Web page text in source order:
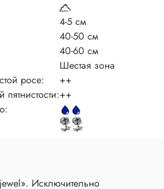
4-5 см
40-50 см
40-60 см
Шестая зона
росе:
++
пятнистости:++
Исключительно